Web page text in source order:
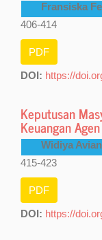
Fransiska
406-414
PDF
DOI: https://
Keputusan
Keuangan
Widiya
415-423
PDF
DOI: https://